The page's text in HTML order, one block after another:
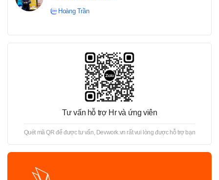
Hoàng Trần
Tư vấn hỗ trợ Hr và ứng viên
Quét mã QR để được tư vấn, Devwork.vn rất vui lòng được hỗ trợ bạn